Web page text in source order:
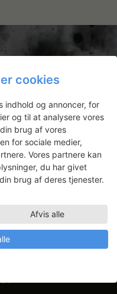
indbakke.
cookies
indhold og annoncer, for
og til at analysere vores
brug af vores
for sociale medier,
Vores partnere kan
du har givet
brug af deres tjenester.
Afvis alle